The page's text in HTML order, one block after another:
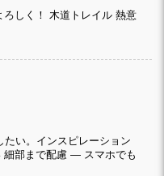
しく！ 木道トレイル 熱意
い。インスピレーション
細部まで配慮 — スマホでも